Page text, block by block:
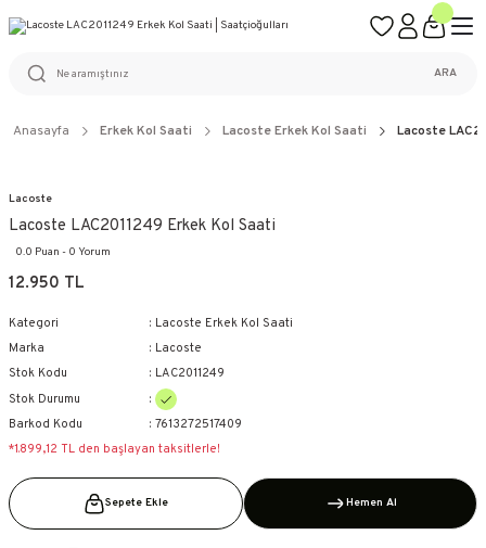
%100 ORİJİNAL ÜRÜN GARANTİSİ
ARA
Anasayfa Erkek Kol Saati Lacoste Erkek Kol Saati Lacoste
Lacoste
Lacoste LAC2011249 Erkek Kol Saati
0.0 Puan - 0 Yorum
12.950 TL
Kategori
Lacoste Erkek Kol Saati
Marka
Lacoste
Stok Kodu
LAC2011249
Stok Durumu
Barkod Kodu
7613272517409
*1.899,12 TL den başlayan taksitlerle!
Sepete Ekle Hemen Al